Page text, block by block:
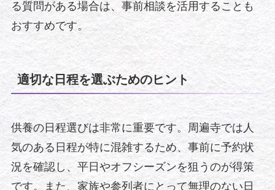
る質問がある場合は、事前相談を活用することも
おすすめです。
適切な日程を選ぶためのヒント
供養の日程選びは非常に重要です。周遍寺では人
気のある日程が特に混雑するため、事前に予約状
況を確認し、平日やオフシーズンを狙うのが得策
です。また、家族や参列者にとって無理のない日